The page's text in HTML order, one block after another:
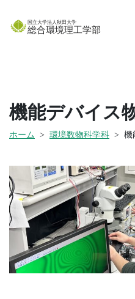
国立大学法人秋田大学
総合環境理工学部
機能デバイス
ホーム 環境数物科学科 機